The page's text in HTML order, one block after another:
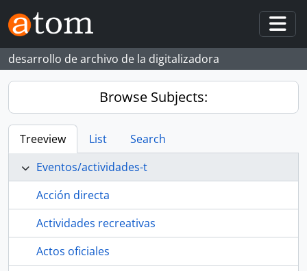
Skip to main content
desarrollo de archivo de la digitalizadora
Browse Subjects:
Treeview List
Search
Eventos/actividades-t
Acción directa
Actividades recreativas
Actos oficiales